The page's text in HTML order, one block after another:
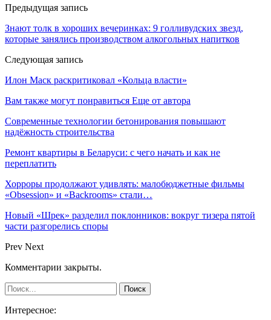
Предыдущая запись
Знают толк в хороших вечеринках: 9 голливудских звезд,
которые занялись производством алкогольных напитков
Следующая запись
Илон Маск раскритиковал «Кольца власти»
Вам также могут понравиться Еще от автора
Современные технологии бетонирования повышают
надёжность строительства
Ремонт квартиры в Беларуси: с чего начать и как не
переплатить
Хорроры продолжают удивлять: малобюджетные фильмы
«Obsession» и «Backrooms» стали…
Новый «Шрек» разделил поклонников: вокруг тизера пятой
части разгорелись споры
Prev Next
Комментарии закрыты.
Интересное: